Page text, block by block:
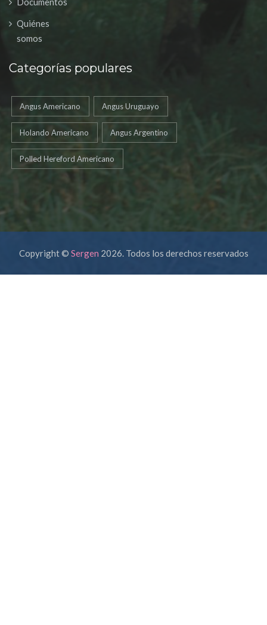
Quiénes
somos
Categorías populares
Angus Americano Angus Uruguayo
Holando Americano Angus Argentino
Polled Hereford Americano
Copyright © Sergen 2026. Todos los derechos reservados